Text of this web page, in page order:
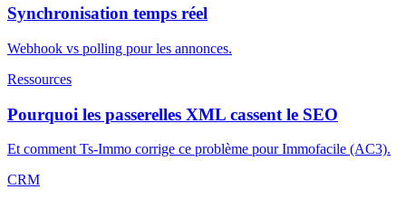
Synchronisation temps réel
Webhook vs polling pour les annonces.
Ressources
Pourquoi les passerelles XML cassent le SEO
Et comment Ts-Immo corrige ce problème pour Immofacile (AC3).
CRM